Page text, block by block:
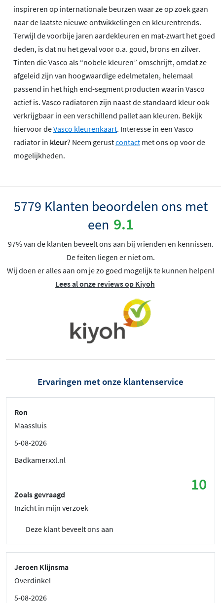
inspireren op internationale beurzen waar ze op zoek gaan
naar de laatste nieuwe ontwikkelingen en kleurentrends.
Terwijl de voorbije jaren aardekleuren en mat-zwart het goed
deden, is dat nu het geval voor o.a. goud, brons en zilver.
Tinten die Vasco als “nobele kleuren” omschrijft, omdat ze
afgeleid zijn van hoogwaardige edelmetalen, helemaal
passend in het high end-segment producten waarin Vasco
actief is. Vasco radiatoren zijn naast de standaard kleur ook
verkrijgbaar in een verschillend pallet aan kleuren. Bekijk
hiervoor deVasco kleurenkaart. Interesse in een Vasco
radiator in kleur? Neem gerustcontact met ons op voor de
mogelijkheden.
5779 Klanten beoordelen ons met
een 9.1
97% van de klanten beveelt ons aan bij vrienden en kennissen.
De feiten liegen er niet om.
Wij doen er alles aan om je zo goed mogelijk te kunnen helpen!
Lees al onze reviews op Kiyoh
Ervaringen met onze klantenservice
Ron
Maassluis
5-08-2026
Badkamerxxl.nl
10
Zoals gevraagd
Inzicht in mijn verzoek
Deze klant beveelt ons aan
Jeroen Klijnsma
Overdinkel
5-08-2026